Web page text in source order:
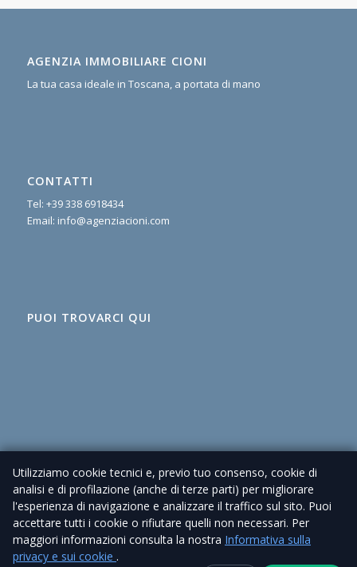
AGENZIA IMMOBILIARE CIONI
La tua casa ideale in Toscana, a portata di mano
CONTATTI
Tel: +39 338 6918434
Email: info@agenziacioni.com
PUOI TROVARCI QUI
© 2026 Agenzia Immobiliare Cioni – P. IVA 02225630462 |Privacy Policy
Utilizziamo cookie tecnici e, previo tuo consenso, cookie di
analisi e di profilazione (anche di terze parti) per migliorare
l'esperienza di navigazione e analizzare il traffico sul sito. Puoi
accettare tutti i cookie o rifiutare quelli non necessari. Per
maggiori informazioni consulta la nostra Informativa sulla
privacy e sui cookie .